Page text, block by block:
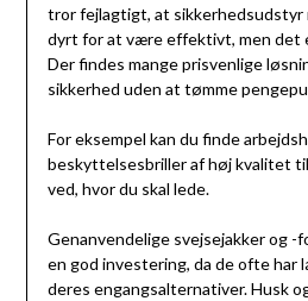
tror fejlagtigt, at sikkerhedsudstyr
dyrt for at være effektivt, men det
Der findes mange prisvenlige
sikkerhed uden at tømme
For eksempel kan du finde
beskyttelsesbriller af høj kvalitet
ved, hvor du skal lede.
Genanvendelige svejsejakker og
en god investering, da de ofte har
deres engangsalternativer. Husk